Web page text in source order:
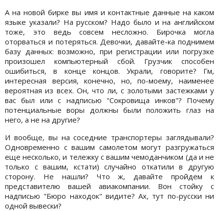
А на новой бирке вы имя и контактные данные на каком
языке указали? На русском? Надо было и на английском
тоже, это ведь совсем несложно. Бирочка могла
оторваться и потеряться. Девочки, давайте-ка поднимем
базу данных: возможно, при регистрации или погрузке
произошел компьютерный сбой. Грузчик способен
ошибиться, в конце концов. Украли, говорите? Гм,
интересная версия, конечно, но, по-моему, наименее
вероятная из всех. Он, что ли, с золотыми застежками у
вас был или с надписью "Сокровища инков"? Почему
потенциальные воры должны были положить глаз на
него, а не на другие?
И вообще, вы на соседние транспортеры заглядывали?
Одновременно с вашим самолетом могут разгружаться
еще несколько, и тележку с вашим чемоданчиком (да и не
только с вашим, кстати) случайно откатили в другую
сторону. Не нашли? Что ж, давайте пройдем к
представителю вашей авиакомпании. Вон стойку с
надписью "Бюро находок" видите? Ах, тут по-русски ни
одной вывески?